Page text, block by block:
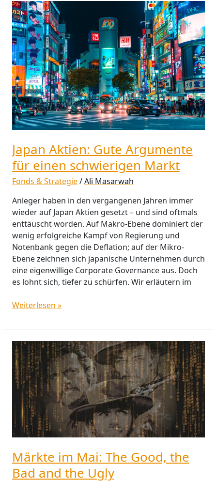
Japan Aktien: Gute Argumente
für einen schwierigen Markt
Fonds & Strategie/Ali Masarwah
Anleger haben in den vergangenen Jahren immer
wieder auf Japan Aktien gesetzt – und sind oftmals
enttäuscht worden. Auf Makro-Ebene dominiert der
wenig erfolgreiche Kampf von Regierung und
Notenbank gegen die Deflation; auf der Mikro-
Ebene zeichnen sich japanische Unternehmen durch
eine eigenwillige Corporate Governance aus. Doch
es lohnt sich, tiefer zu schürfen. Wir erläutern im
Japan
Aktien:
Gute
Argumente
für
einen
schwierigen
Markt
Weiterlesen »
Märkte im Mai: The Good, the
Bad and the Ugly
Märkte
im
Mai:
The
Good,
the
Bad
and
the
Ugly